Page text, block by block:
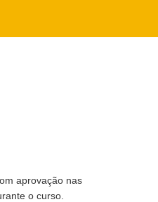
aprovação nas
o curso.